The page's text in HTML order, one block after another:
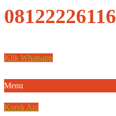
08122226116
Klik Whatsapp
Menu
Korek Api